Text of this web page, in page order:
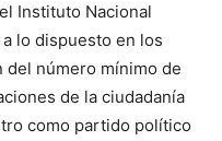
Instituto Nacional
lo dispuesto en los
del número mínimo de
de la ciudadanía
como partido político